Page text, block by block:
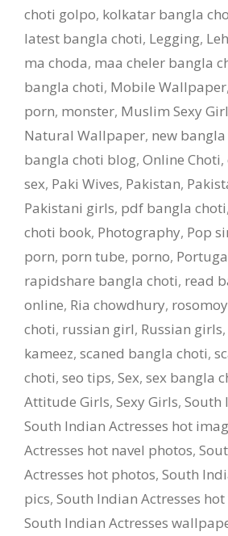
choti golpo, kolkatar bangla
latest bangla choti, Legging,
ma choda, maa cheler bangla
bangla choti, Mobile Wallpaper,
porn, monster, Muslim Sexy
Natural Wallpaper, new
bangla choti blog, Online Choti,
sex, Paki Wives, Pakistan,
Pakistani girls, pdf bangla choti,
choti book, Photography, Pop
porn, porn tube, porno,
rapidshare bangla choti, read
online, Ria chowdhury,
choti, russian girl, Russian girls,
kameez, scaned bangla choti,
choti, seo tips, Sex, sex bangla
Attitude Girls, Sexy Girls, South
South Indian Actresses hot
Actresses hot navel photos,
Actresses hot photos, South
pics, South Indian Actresses
South Indian Actresses